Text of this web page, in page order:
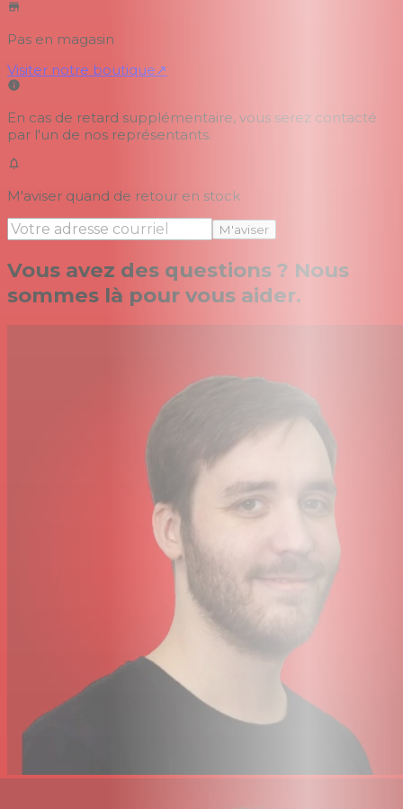
Pas en magasin
Visiter notre boutique↗
En cas de retard supplémentaire, vous serez contacté
par l'un de nos représentants.
M'aviser quand de retour en stock
M'aviser
Vous avez des questions ? Nous
sommes là pour vous aider.